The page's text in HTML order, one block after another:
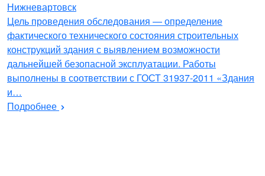
Нижневартовск
Цель проведения обследования — определение
фактического технического состояния строительных
конструкций здания с выявлением возможности
дальнейшей безопасной эксплуатации. Работы
выполнены в соответствии с ГОСТ 31937-2011 «Здания
и…
Подробнее